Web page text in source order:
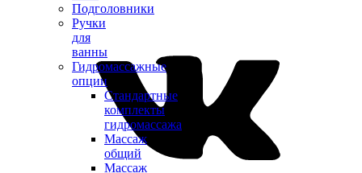
Подголовники
Ручки
для
ванны
Гидромассажные
опции
Стандартные
комплекты
гидромассажа
Массаж
общий
Массаж